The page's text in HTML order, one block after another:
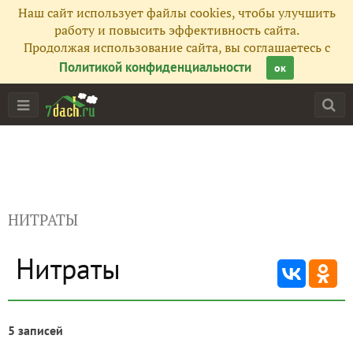
Наш сайт использует файлы cookies, чтобы улучшить
работу и повысить эффективность сайта.
Продолжая использование сайта, вы соглашаетесь с
Политикой конфиденциальности
ок
НИТРАТЫ
Нитраты
5 записей